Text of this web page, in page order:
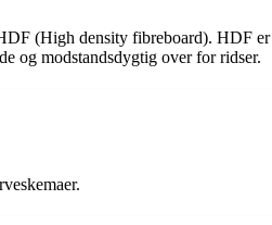
(High density fibreboard). HDF
og modstandsdygtig over for ridser.